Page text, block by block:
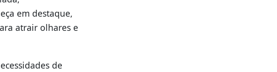
em destaque,
atrair olhares e
de